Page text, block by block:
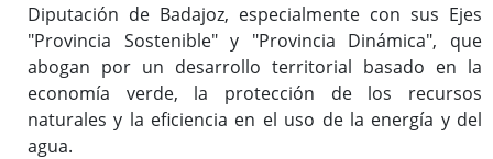
Diputación de Badajoz, especialmente con sus Ejes
"Provincia Sostenible" y "Provincia Dinámica", que
abogan por un desarrollo territorial basado en la
economía verde, la protección de los recursos
naturales y la eficiencia en el uso de la energía y del
agua.